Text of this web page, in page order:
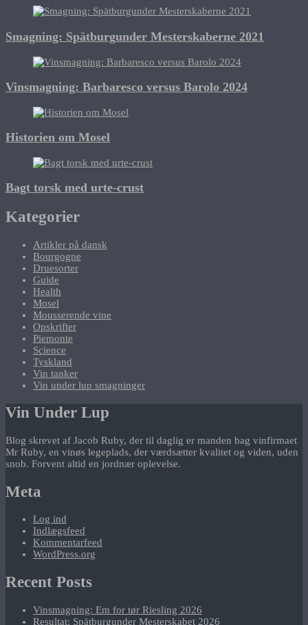
Smagning: Spätburgunder Mesterskaberne 2021
Vinsmagning: Barbaresco versus Barolo 2024
Historien om Mosel
Bagt torsk med urte-crust
Kategorier
Artikler på dansk
Bourgogne
Druesorter
Guide
Health
Mosel
Mousserende vine
Opskrifter
Piemonte
Science
Tyskland
Vin tanker
Vin under lup smagninger
Vin Under Lup
Blog skrevet af Jacob Ruby, der til daglig er manden bag vinfirmaet
Mr Ruby, en vinøs legeplads, der værdsætter kvalitet og viden, uden
snob. Forvent altid en jordnær oplevelse.
Meta
Log ind
Indlægsfeed
Kommentarfeed
WordPress.org
Recent Posts
Vinsmagning: Em for tør Riesling 2026
Resultat: Spätburgunder Mesterskabet 2026